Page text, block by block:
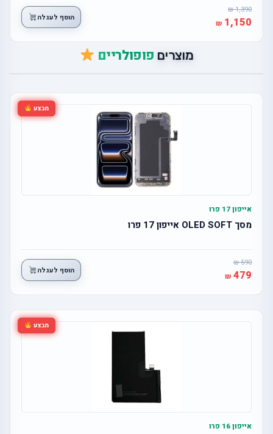
1,390
1,150 הוסף לעגלה
מוצרים פופולריים
מבצע
אייפון 17 פרו
מסך OLED SOFT אייפון 17 פרו
590
479 הוסף לעגלה
מבצע
אייפון 16 פרו